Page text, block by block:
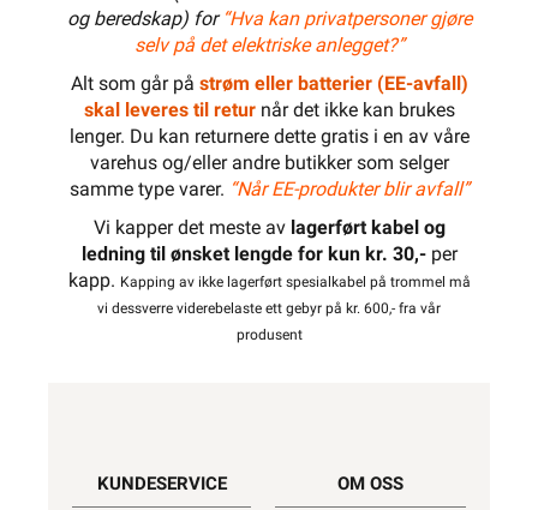
og beredskap) for “Hva kan privatpersoner gjøre
selv på det elektriske anlegget?”
Alt som går på strøm eller batterier (EE-avfall)
skal leveres til returnår det ikke kan brukes
lenger. Du kan returnere dette gratis i en av våre
varehus og/eller andre butikker som selger
samme type varer. “Når EE-produkter blir avfall”
Vi kapper det meste av lagerført kabel og
ledning til ønsket lengde for kun kr. 30,-per
kapp. Kapping av ikke lagerført spesialkabel på trommel må
vi dessverre viderebelaste ett gebyr på kr. 600,- fra vår
produsent
KUNDESERVICE OM OSS